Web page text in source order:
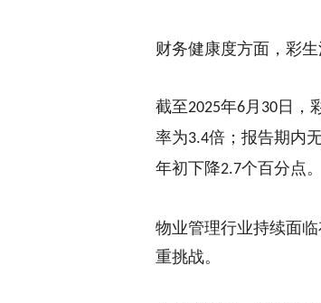
财务健康度方面，彩
截至2025年6月 30 日，
率为3.4倍 ；报告期内
年初下降2.7个百分点。
物业管理行业持续面
重挑战。